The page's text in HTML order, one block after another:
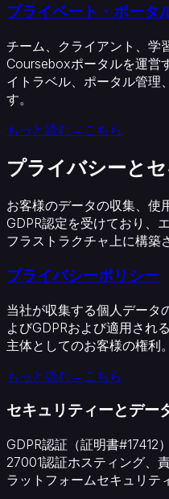
企
オ
ン
ボ
ー
ィ
グ・
人
研
修
業
修
人
材
育
成・
L&D
業
界
別
医
療・
プライベート・ポータ
チーム、クライアント、学
Courseboxポータルを運営
イトラベル、ポータル管理
す。
もっと読む→こちら
プライバシーと
お客様のデータの収集、使
GDPR認定を受けており、
フラストラクチャ上に構築
プライバシーポリシー
当社が収集する個人データ
よびGDPRおよび適用され
主体としてのお客様の権利。
もっと読む→こちら
セキュリティーとデー
GDPR認証（証明書#17412
27001認証ホスティング、
ラットフォームセキュリテ